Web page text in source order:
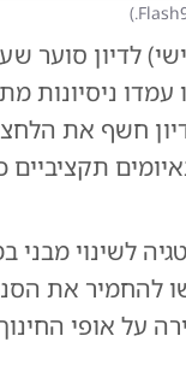
)
לדיון סוער
ניסיונות
חשף את
תקציביים
לשינוי מבני
להחמיר את
על אופי